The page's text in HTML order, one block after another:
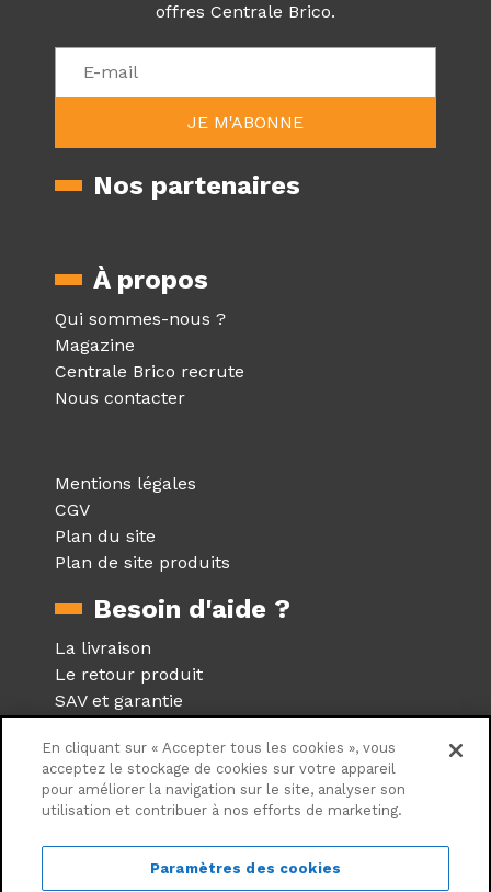
offres Centrale Brico.
Nos partenaires
À propos
Qui sommes-nous ?
Magazine
Centrale Brico recrute
Nous contacter
Mentions légales
CGV
Plan du site
Plan de site produits
Besoin d'aide ?
La livraison
Le retour produit
SAV et garantie
Réseaux sociaux
Suivez nous sur les réseaux
En cliquant sur « Accepter tous les cookies », vous
acceptez le stockage de cookies sur votre appareil
pour améliorer la navigation sur le site, analyser son
utilisation et contribuer à nos efforts de marketing.
Paramètres des cookies